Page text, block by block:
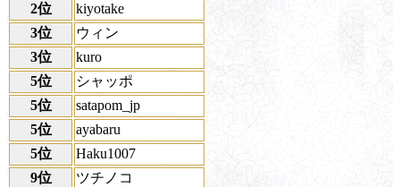
2位
kiyotake
3位
ウィン
3位
kuro
5位
シャッポ
5位
satapom_jp
5位
ayabaru
5位
Haku1007
9位
ツチノコ